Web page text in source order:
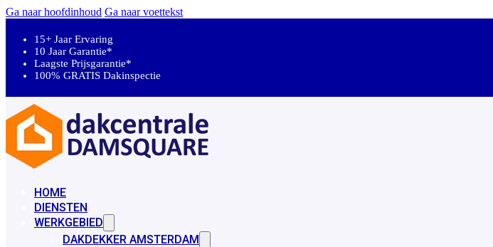
Ga naar hoofdinhoud Ga naar voettekst
15+ Jaar Ervaring
10 Jaar Garantie*
Laagste Prijsgarantie*
100% GRATIS Dakinspectie
HOME
DIENSTEN
WERKGEBIED
DAKDEKKER AMSTERDAM